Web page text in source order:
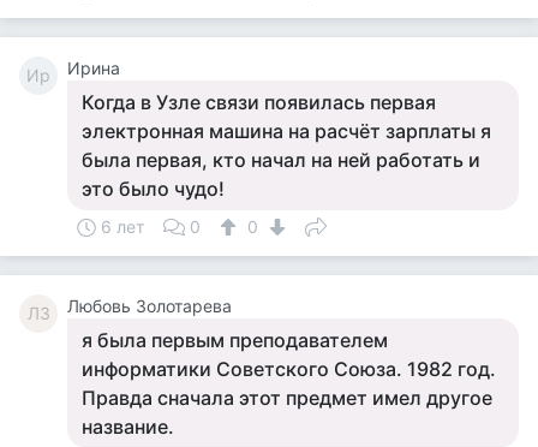
Ир Ирина
Когда в Узле связи появилась первая
электронная машина на расчёт зарплаты я
была первая, кто начал на ней работать и
это было чудо!
6 лет 0 0
ЛЗ Любовь Золотарева
я была первым преподавателем
информатики Советского Союза. 1982 год.
Правда сначала этот предмет имел другое
название.